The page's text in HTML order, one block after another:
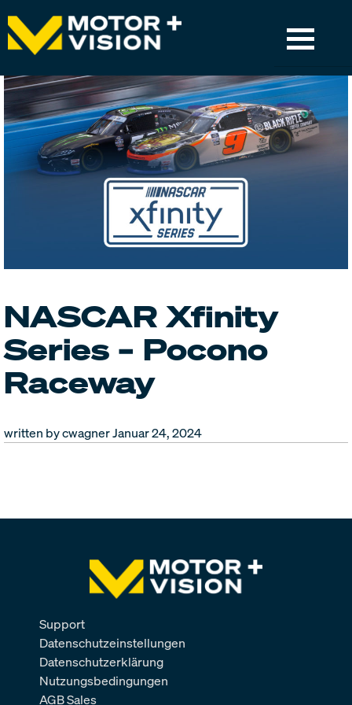
MOTORVISION+
TV-GUIDE
EMPFANG
MOTORSPORT & LIVE-EVENTS
NASCAR Xfinity
Series – Pocono
Raceway
written by cwagnerJanuar 24, 2024
Support
Datenschutzeinstellungen
Datenschutzerklärung
Nutzungsbedingungen
AGB Sales